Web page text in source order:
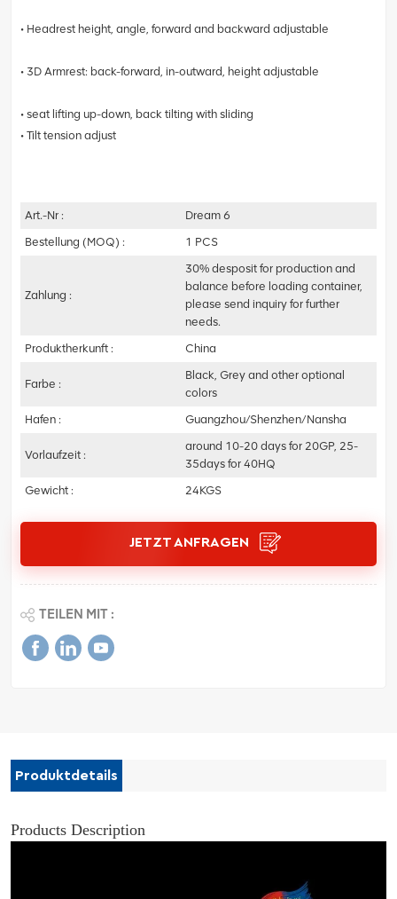
• Headrest height, angle, forward and backward adjustable
• 3D Armrest: back-forward, in-outward, height adjustable
• seat lifting up-down, back tilting with sliding
• Tilt tension adjust
Art.-Nr :
Dream 6
Bestellung (MOQ) :
1 PCS
Zahlung :
30% desposit for production and
balance before loading container,
please send inquiry for further
needs.
Produktherkunft :
China
Farbe :
Black, Grey and other optional
colors
Hafen :
Guangzhou/Shenzhen/Nansha
Vorlaufzeit :
around 10-20 days for 20GP, 25-
35days for 40HQ
Gewicht :
24KGS
JETZT ANFRAGEN
TEILEN MIT :
Produktdetails
Products Description